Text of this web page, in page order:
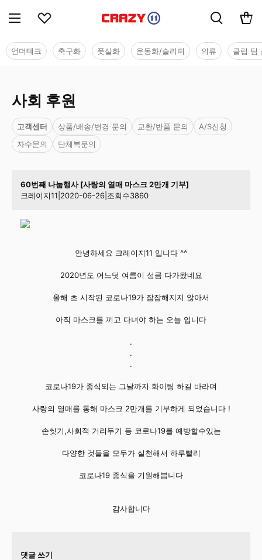
언더테크 축구화 풋살화 운동화/슬리퍼 의류 클럽 팀
사회 후원
고객센터 상품/배송/변경 문의 교환/반품 문의
A/S신청
자수문의
단체복문의
60번째 나눔행사 [사랑의 열매 마스크 2만개 기부]
크레이지11 2020-06-26 조회수3860
안녕하세요 크레이지11 입니다 ^^
2020년도 어느덧 여름이 성큼 다가왔네요
올해 초 시작된 코로나19가 잠잠해지지 않아서
아직 마스크를 끼고 다녀야 하는 오늘 입니다
.
.
.
코로나19가 종식되는 그날까지 화이팅 하길 바라며
사랑의 열매를 통해 마스크 2만개를 기부하게 되었습니다 !
손씻기,사회적 거리두기 등 코로나19를 예방할수있는
다양한 것들을 모두가 실천해서 하루빨리
코로나19 종식을 기원해봅니다
감사합니다
댓글 쓰기